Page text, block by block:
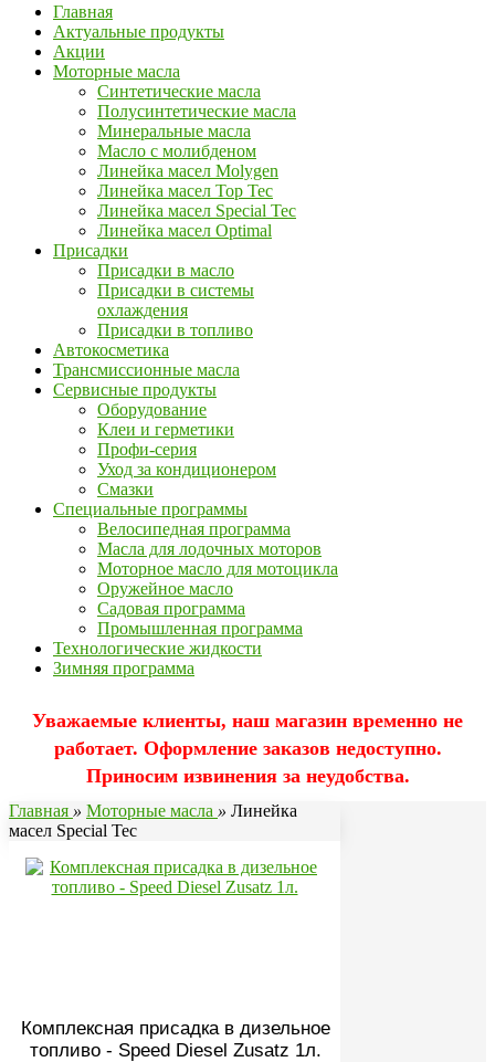
Главная
Актуальные продукты
Акции
Моторные масла
Синтетические масла
Полусинтетические масла
Минеральные масла
Масло с молибденом
Линейка масел Molygen
Линейка масел Top Tec
Линейка масел Special Tec
Линейка масел Optimal
Присадки
Присадки в масло
Присадки в системы
охлаждения
Присадки в топливо
Автокосметика
Трансмиссионные масла
Сервисные продукты
Оборудование
Клеи и герметики
Профи-серия
Уход за кондиционером
Смазки
Специальные программы
Велосипедная программа
Масла для лодочных моторов
Моторное масло для мотоцикла
Оружейное масло
Садовая программа
Промышленная программа
Технологические жидкости
Зимняя программа
Уважаемые клиенты, наш магазин временно не
работает. Оформление заказов недоступно.
Приносим извинения за неудобства.
Главная » Моторные масла » Линейка
масел Special Tec
Комплексная присадка в дизельное
топливо - Speed Diesel Zusatz 1л.